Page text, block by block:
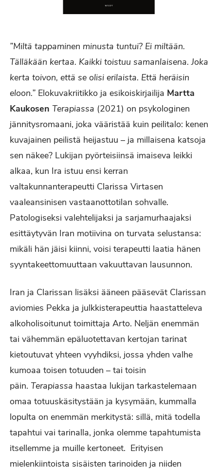
”Miltä tappaminen minusta tuntui? Ei miltään.
Tälläkään kertaa. Kaikki toistuu samanlaisena. Joka
kerta toivon, että se olisi erilaista. Että heräisin
eloon.” Elokuvakriitikko ja esikoiskirjailija Martta
Kaukosen Terapiassa (2021) on psykologinen
jännitysromaani, joka vääristää kuin peilitalo: kenen
kuvajainen peilistä heijastuu – ja millaisena katsoja
sen näkee? Lukijan pyörteisiinsä imaiseva leikki
alkaa, kun Ira istuu ensi kerran
valtakunnanterapeutti Clarissa Virtasen
vaaleansinisen vastaanottotilan sohvalle.
Patologiseksi valehtelijaksi ja sarjamurhaajaksi
esittäytyvän Iran motiivina on turvata selustansa:
mikäli hän jäisi kiinni, voisi terapeutti laatia hänen
syyntakeettomuuttaan vakuuttavan lausunnon.
Iran ja Clarissan lisäksi ääneen pääsevät Clarissan
aviomies Pekka ja julkkisterapeuttia haastatteleva
alkoholisoitunut toimittaja Arto. Neljän enemmän
tai vähemmän epäluotettavan kertojan tarinat
kietoutuvat yhteen vyyhdiksi, jossa yhden valhe
kumoaa toisen totuuden – tai toisin
päin. Terapiassa haastaa lukijan tarkastelemaan
omaa totuuskäsitystään ja kysymään, kummalla
lopulta on enemmän merkitystä: sillä, mitä todella
tapahtui vai tarinalla, jonka olemme tapahtumista
itsellemme ja muille kertoneet. Erityisen
mielenkiintoista sisäisten tarinoiden ja niiden